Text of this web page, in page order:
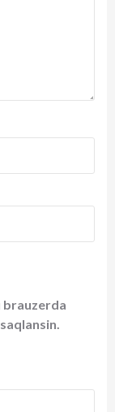
brauzerda